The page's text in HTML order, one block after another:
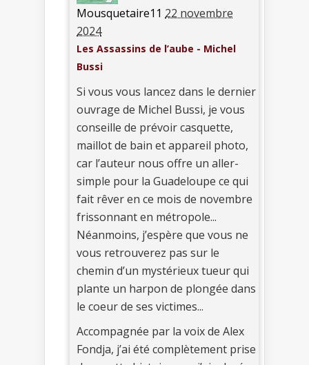
Mousquetaire11 22 novembre
2024
Les Assassins de l’aube - Michel
Bussi
Si vous vous lancez dans le dernier
ouvrage de Michel Bussi, je vous
conseille de prévoir casquette,
maillot de bain et appareil photo,
car l’auteur nous offre un aller-
simple pour la Guadeloupe ce qui
fait rêver en ce mois de novembre
frissonnant en métropole...
Néanmoins, j’espère que vous ne
vous retrouverez pas sur le
chemin d’un mystérieux tueur qui
plante un harpon de plongée dans
le coeur de ses victimes...
Accompagnée par la voix de Alex
Fondja, j’ai été complètement prise